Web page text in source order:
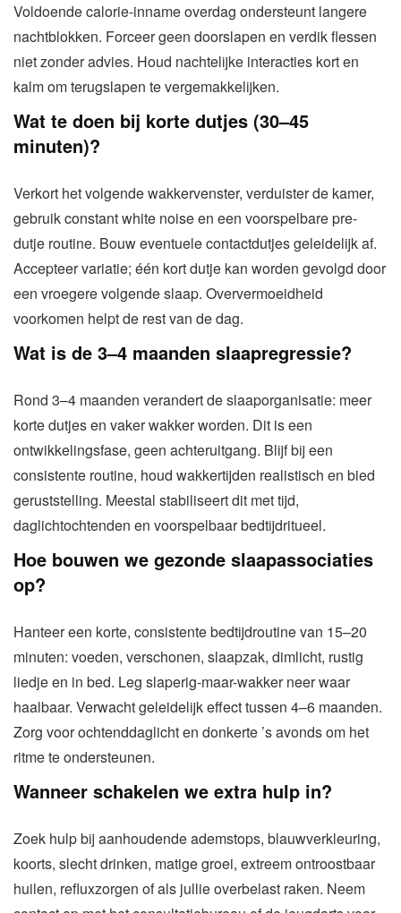
Voldoende calorie-inname overdag ondersteunt langere
nachtblokken. Forceer geen doorslapen en verdik flessen
niet zonder advies. Houd nachtelijke interacties kort en
kalm om terugslapen te vergemakkelijken.
Wat te doen bij korte dutjes (30–45
minuten)?
Verkort het volgende wakkervenster, verduister de kamer,
gebruik constant white noise en een voorspelbare pre-
dutje routine. Bouw eventuele contactdutjes geleidelijk af.
Accepteer variatie; één kort dutje kan worden gevolgd door
een vroegere volgende slaap. Oververmoeidheid
voorkomen helpt de rest van de dag.
Wat is de 3–4 maanden slaapregressie?
Rond 3–4 maanden verandert de slaaporganisatie: meer
korte dutjes en vaker wakker worden. Dit is een
ontwikkelingsfase, geen achteruitgang. Blijf bij een
consistente routine, houd wakkertijden realistisch en bied
geruststelling. Meestal stabiliseert dit met tijd,
daglichtochtenden en voorspelbaar bedtijdritueel.
Hoe bouwen we gezonde slaapassociaties
op?
Hanteer een korte, consistente bedtijdroutine van 15–20
minuten: voeden, verschonen, slaapzak, dimlicht, rustig
liedje en in bed. Leg slaperig-maar-wakker neer waar
haalbaar. Verwacht geleidelijk effect tussen 4–6 maanden.
Zorg voor ochtenddaglicht en donkerte ’s avonds om het
ritme te ondersteunen.
Wanneer schakelen we extra hulp in?
Zoek hulp bij aanhoudende ademstops, blauwverkleuring,
koorts, slecht drinken, matige groei, extreem ontroostbaar
huilen, refluxzorgen of als jullie overbelast raken. Neem